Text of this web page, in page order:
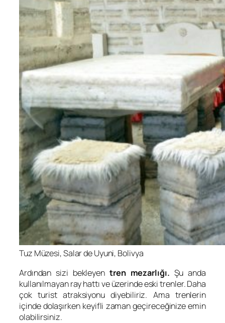
Tuz Müzesi, Salar de Uyuni, Bolivya
Ardından sizi bekleyen tren mezarlığı. Şu anda
kullanılmayan ray hattı ve üzerinde eski trenler. Daha
çok turist atraksiyonu diyebiliriz. Ama trenlerin
içinde dolaşırken keyifli zaman geçireceğinize emin
olabilirsiniz.